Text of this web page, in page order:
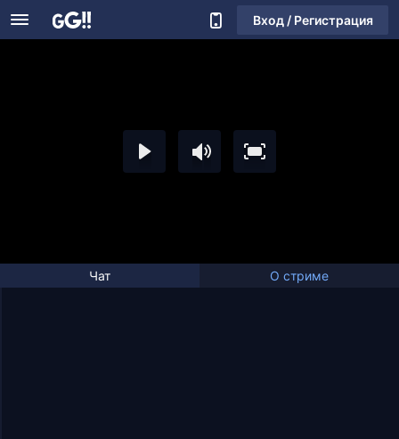
Вход / Регистрация
Чат О стриме